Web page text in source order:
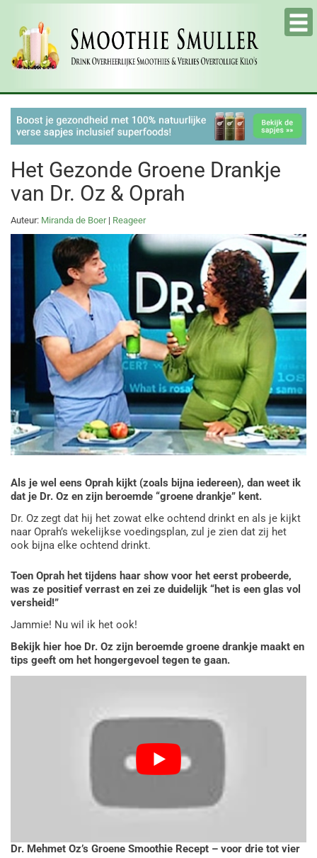
Het Gezonde Groene Drankje
van Dr. Oz & Oprah
Auteur: Miranda de Boer| Reageer
Als je wel eens Oprah kijkt (zoals bijna iedereen), dan weet ik
dat je Dr. Oz en zijn beroemde “groene drankje” kent.
Dr. Oz zegt dat hij het zowat elke ochtend drinkt en als je kijkt
naar Oprah’s wekelijkse voedingsplan, zul je zien dat zij het
ook bijna elke ochtend drinkt.
Toen Oprah het tijdens haar show voor het eerst probeerde,
was ze positief verrast en zei ze duidelijk “het is een glas vol
versheid!”
Jammie! Nu wil ik het ook!
Bekijk hier hoe Dr. Oz zijn beroemde groene drankje maakt en
tips geeft om het hongergevoel tegen te gaan.
Dr. Mehmet Oz’s Groene Smoothie Recept – voor drie tot vier